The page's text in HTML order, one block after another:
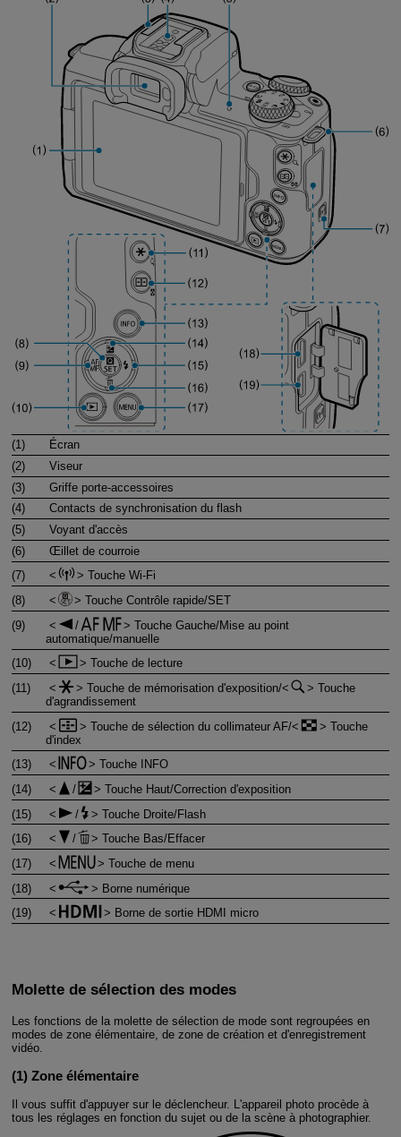
(1)
Écran
(2)
Viseur
(3)
Griffe porte-accessoires
(4)
Contacts de synchronisation du flash
(5)
Voyant d'accès
(6)
Œillet de courroie
(7)
Touche Wi-Fi
(8)
Touche Contrôle rapide/SET
(9)
/
Touche Gauche/Mise au point
automatique/manuelle
(10)
Touche de lecture
(11)
Touche de mémorisation d'exposition/
Touche
d'agrandissement
(12)
Touche de sélection du collimateur AF/
Touche
d'index
(13)
Touche INFO
(14)
/
Touche Haut/Correction d'exposition
(15)
/
Touche Droite/Flash
(16)
/
Touche Bas/Effacer
(17)
Touche de menu
(18)
Borne numérique
(19)
Borne de sortie HDMI micro
Molette de sélection des modes
Les fonctions de la molette de sélection de mode sont regroupées en
modes de zone élémentaire, de zone de création et d'enregistrement
vidéo.
(1) Zone élémentaire
Il vous suffit d'appuyer sur le déclencheur. L'appareil photo procède à
tous les réglages en fonction du sujet ou de la scène à photographier.